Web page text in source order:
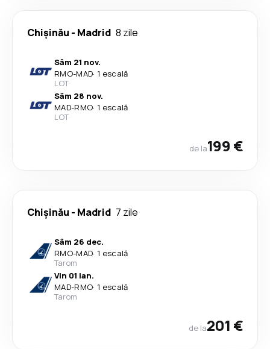
Chişinău - Madrid 8 zile
Sâm 21 nov.
RMO-MAD· 1 escală
LOT
Sâm 28 nov.
MAD-RMO· 1 escală
LOT
de la199 €
Chişinău - Madrid 7 zile
Sâm 26 dec.
RMO-MAD· 1 escală
Tarom
Vin 01 ian.
MAD-RMO· 1 escală
Tarom
de la201 €